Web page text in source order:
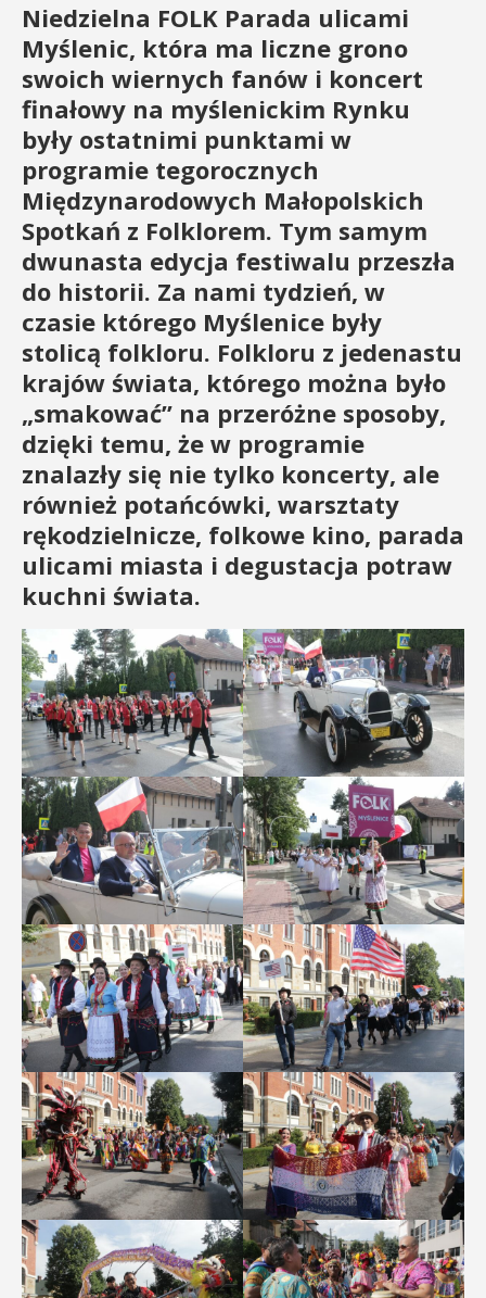
Niedzielna FOLK Parada ulicami
Myślenic, która ma liczne grono
swoich wiernych fanów i koncert
finałowy na myślenickim Rynku
były ostatnimi punktami w
programie tegorocznych
Międzynarodowych Małopolskich
Spotkań z Folklorem. Tym samym
dwunasta edycja festiwalu przeszła
do historii. Za nami tydzień, w
czasie którego Myślenice były
stolicą folkloru. Folkloru z jedenastu
krajów świata, którego można było
„smakować” na przeróżne sposoby,
dzięki temu, że w programie
znalazły się nie tylko koncerty, ale
również potańcówki, warsztaty
rękodzielnicze, folkowe kino, parada
ulicami miasta i degustacja potraw
kuchni świata.